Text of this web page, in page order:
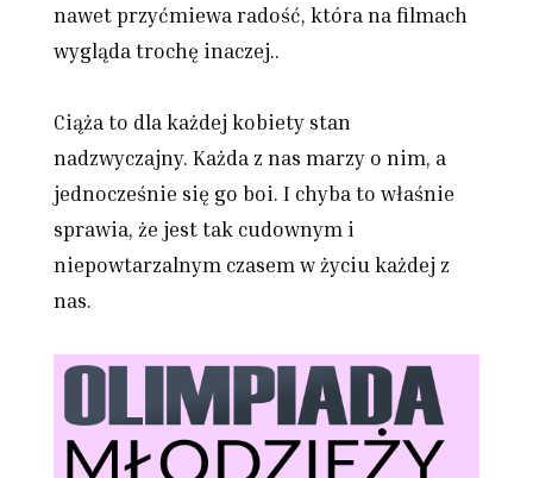
nawet przyćmiewa radość, która na filmach
wygląda trochę inaczej..
Ciąża to dla każdej kobiety stan
nadzwyczajny. Każda z nas marzy o nim, a
jednocześnie się go boi. I chyba to właśnie
sprawia, że jest tak cudownym i
niepowtarzalnym czasem w życiu każdej z
nas.